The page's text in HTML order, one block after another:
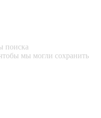
поиска
мы могли сохранить